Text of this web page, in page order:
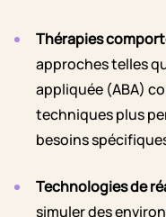
Thérapies
approches telles
appliquée (ABA)
techniques plus
besoins
Technologies de
simuler des